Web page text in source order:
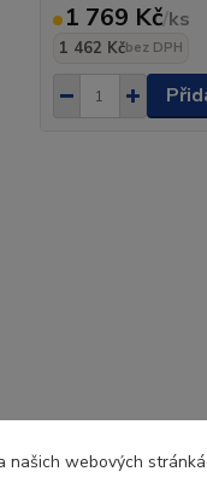
1 769 Kč/ks
1 462 Kčbez DPH
našich webových